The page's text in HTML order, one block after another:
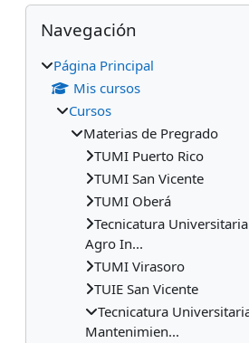
Bloques
Salta Navegación
Navegación
Página Principal
Mis cursos
Cursos
Materias de Pregrado
TUMI Puerto Rico
TUMI San Vicente
TUMI Oberá
Tecnicatura
Agro In...
TUMI Virasoro
TUIE San Vicente
Tecnicatura
Mantenimien...